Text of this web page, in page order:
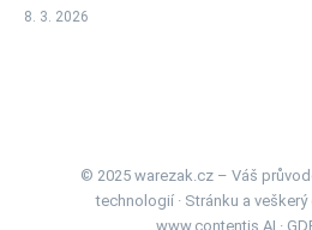
8. 3. 2026
© 2025 warezak.cz – Váš
technologií · Stránku a veškerý
www.contentis.AI ·